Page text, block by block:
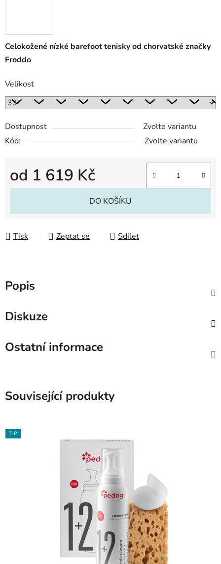
Celokožené nízké barefoot tenisky od chorvatské značky
Froddo
Velikost
Dostupnost
Zvolte variantu
Kód:
Zvolte variantu
od 1 619 Kč
Měrná cena:
DO KOŠÍKU
Tisk Zeptat se Sdílet
Popis
Diskuze
Ostatní informace
Související produkty
TIP